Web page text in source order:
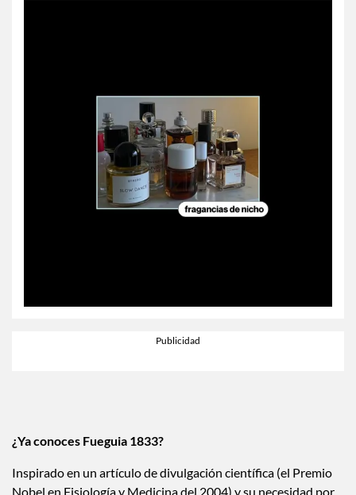
¿Ya conoces Fueguia 1833?
Inspirado en un artículo de divulgación científica (el Premio
Nobel en Fisiología y Medicina del 2004) y su necesidad por